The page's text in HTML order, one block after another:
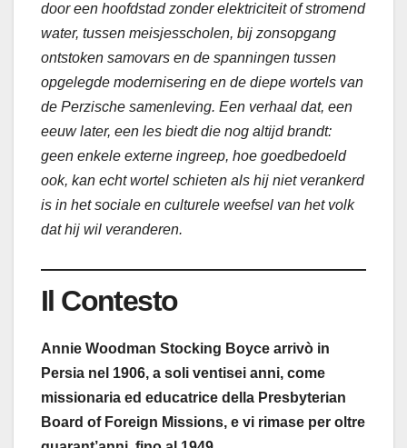
door een hoofdstad zonder elektriciteit of stromend
water, tussen meisjesscholen, bij zonsopgang
ontstoken samovars en de spanningen tussen
opgelegde modernisering en de diepe wortels van
de Perzische samenleving. Een verhaal dat, een
eeuw later, een les biedt die nog altijd brandt:
geen enkele externe ingreep, hoe goedbedoeld
ook, kan echt wortel schieten als hij niet verankerd
is in het sociale en culturele weefsel van het volk
dat hij wil veranderen.
Il Contesto
Annie Woodman Stocking Boyce arrivò in
Persia nel 1906, a soli ventisei anni, come
missionaria ed educatrice della Presbyterian
Board of Foreign Missions, e vi rimase per oltre